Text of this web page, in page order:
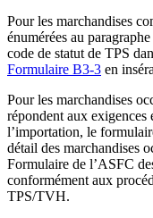
Pour les marchandises
énumérées au
code de statut de TPS
Formulaire B3-3 en
Pour les marchandises
répondent aux exigences
l’importation, le
détail des marchandises
Formulaire de l’ASFC
conformément aux
TPS/TVH.